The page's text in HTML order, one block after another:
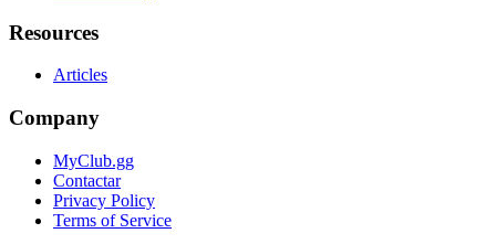
Resources
Articles
Company
MyClub.gg
Contactar
Privacy Policy
Terms of Service